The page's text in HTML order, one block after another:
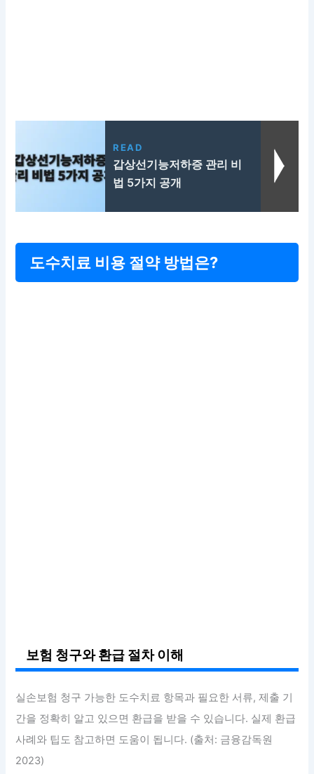
READ
갑상선기능저하증 관리 비
법 5가지 공개
도수치료 비용 절약 방법은?
보험 청구와 환급 절차 이해
실손보험 청구 가능한 도수치료 항목과 필요한 서류, 제출 기
간을 정확히 알고 있으면 환급을 받을 수 있습니다. 실제 환급
사례와 팁도 참고하면 도움이 됩니다. (출처: 금융감독원
2023)